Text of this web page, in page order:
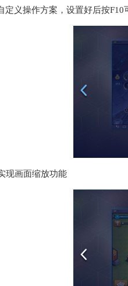
定义操作方案，设置好后按
现画面缩放功能